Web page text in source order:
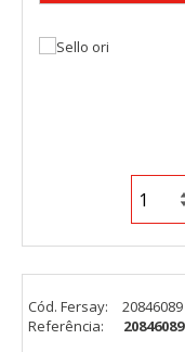
Cód. Fersay:
20846089
Referência:
20846089